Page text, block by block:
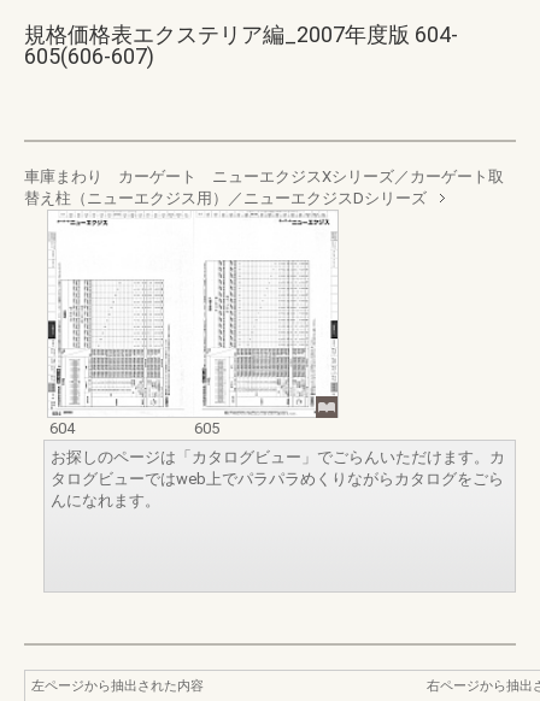
規格価格表エクステリア編_2007年度版 604-
605(606-607)
車庫まわり カーゲート ニューエクジスXシリーズ／カーゲート取
替え柱（ニューエクジス用）／ニューエクジスDシリーズ
604
605
お探しのページは「カタログビュー」でごらんいただけます。カ
タログビューではweb上でパラパラめくりながらカタログをごら
んになれます。
左ページから抽出された内容
右ページから抽出